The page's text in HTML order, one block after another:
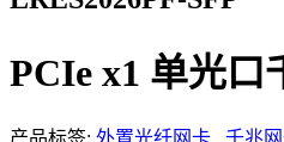
PCIe x1 单光口